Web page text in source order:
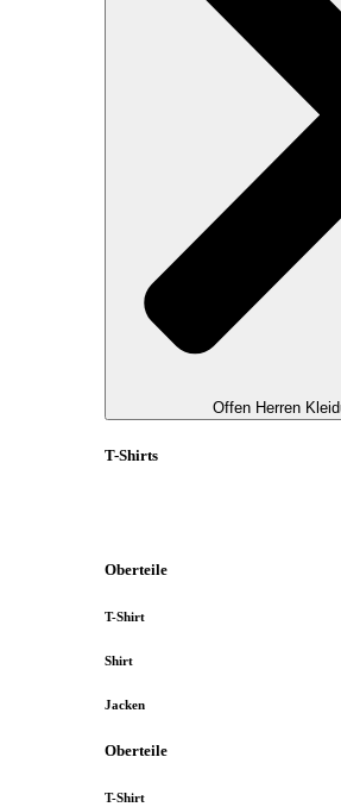
Offen Herren
T-Shirts
Oberteile
T-Shirt
Shirt
Jacken
Oberteile
T-Shirt